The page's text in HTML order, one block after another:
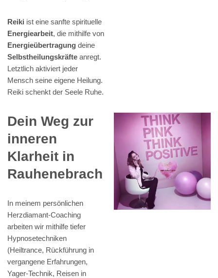
Reiki ist eine sanfte spirituelle
Energiearbeit, die mithilfe von
Energieübertragung deine
Selbstheilungskräfte anregt.
Letztlich aktiviert jeder
Mensch seine eigene Heilung.
Reiki schenkt der Seele Ruhe.
Dein Weg zur
inneren
Klarheit in
Rauhenebrach
In meinem persönlichen
Herzdiamant-Coaching
arbeiten wir mithilfe tiefer
Hypnosetechniken
(Heiltrance, Rückführung in
vergangene Erfahrungen,
Yager-Technik, Reisen in